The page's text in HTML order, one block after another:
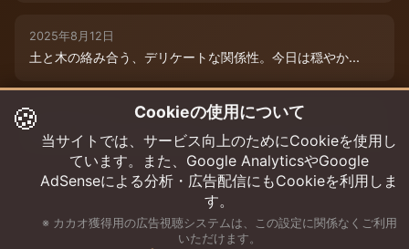
2025年8月12日
土と木の絡み合う、デリケートな関係性。今日は穏やか...
2025年8月12日
本日は、木と水の絶妙な相生エネルギーが、あなたの可...
🍪 Cookieの使用について
当サイトでは、サービス向上のためにCookieを使用し
ています。また、Google AnalyticsやGoogle
AdSenseによる分析・広告配信にもCookieを利用しま
す。
※ カカオ獲得用の広告視聴システムは、この設定に関係なくご利用
いただけます。